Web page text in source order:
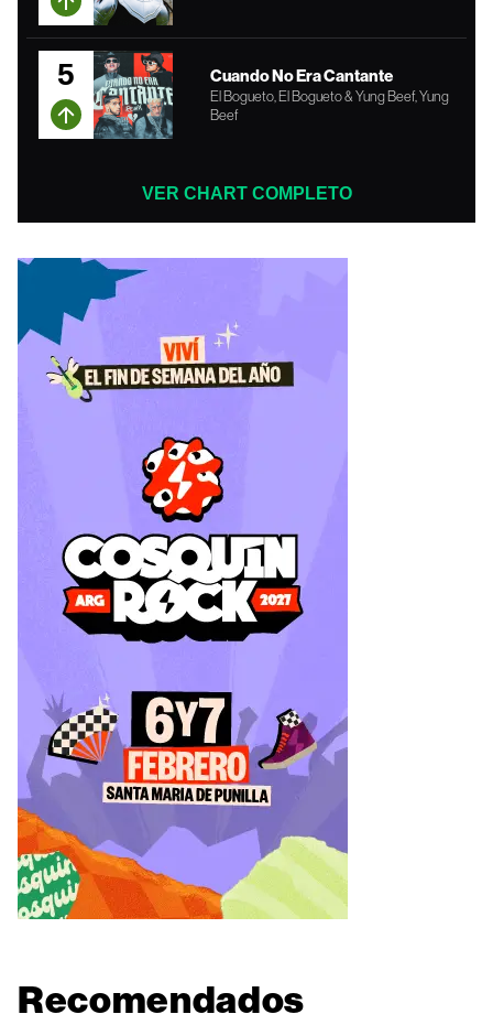
5 Cuando No Era Cantante
El Bogueto, El Bogueto & Yung Beef, Yung
Beef
VER CHART COMPLETO
Recomendados